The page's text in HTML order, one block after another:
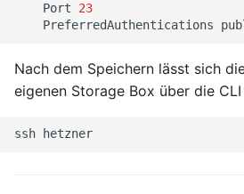
September 2013
August 2013
Port
23
PreferredAuthentications
Nach dem Speichern lässt sich
eigenen Storage Box über die
ssh